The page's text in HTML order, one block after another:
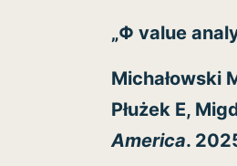
„Φ value
Michałowski
Płużek E,
America.